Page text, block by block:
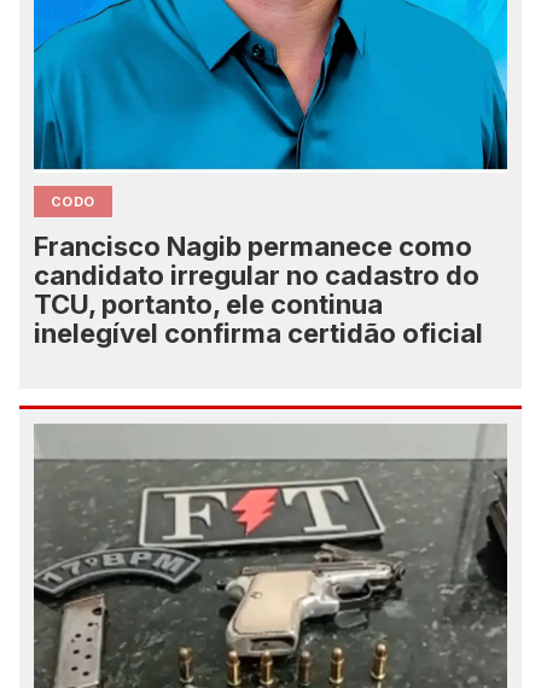
CODO
Francisco Nagib permanece como
candidato irregular no cadastro do
TCU, portanto, ele continua
inelegível confirma certidão oficial